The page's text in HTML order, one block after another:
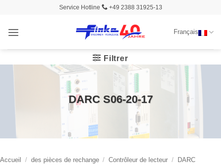
contenu
Service Hotline +49 2388 31925-13
Français
Filtrer
DARC S06-20-17
Accueil / des pièces de rechange / Contrôleur de lecteur /
DARC